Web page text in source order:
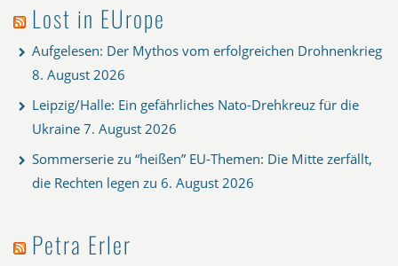
Lost in EUrope
Aufgelesen: Der Mythos vom erfolgreichen Drohnenkrieg
8. August 2026
Leipzig/Halle: Ein gefährliches Nato-Drehkreuz für die
Ukraine 7. August 2026
Sommerserie zu “heißen” EU-Themen: Die Mitte zerfällt,
die Rechten legen zu 6. August 2026
Petra Erler